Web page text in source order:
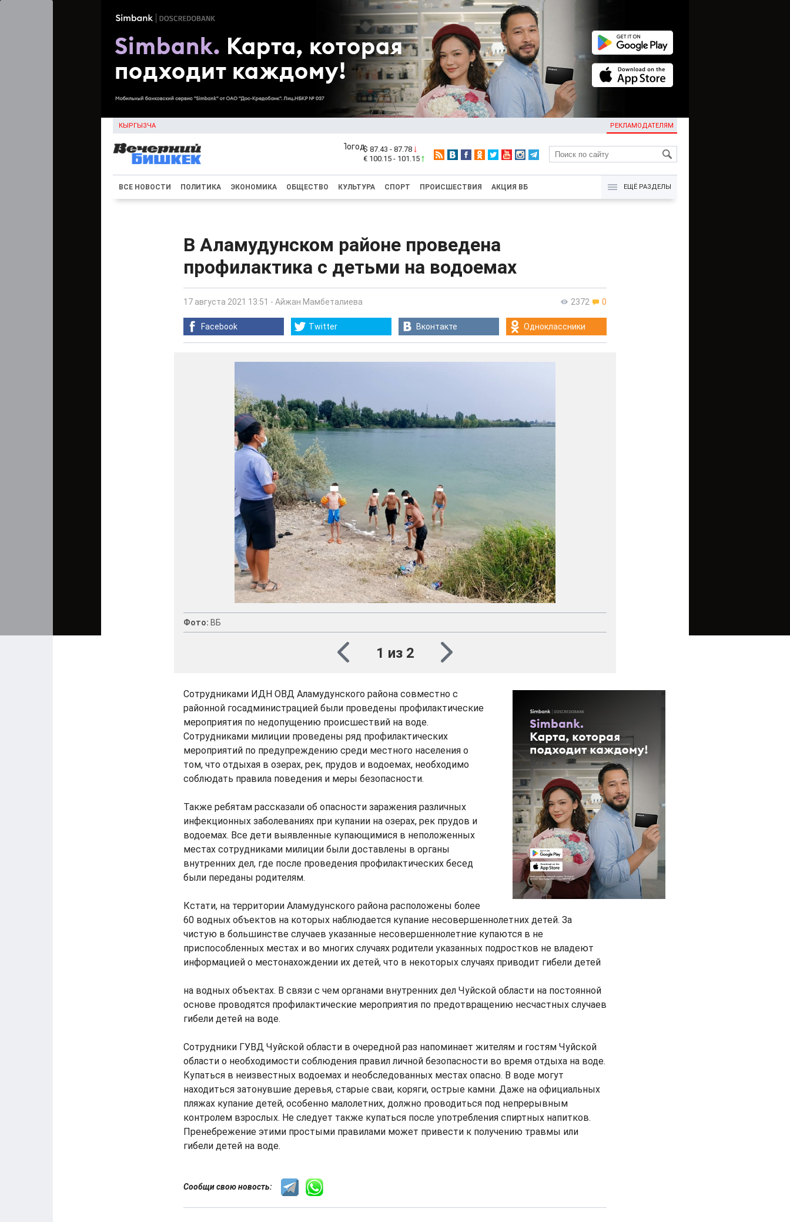
КЫРГЫЗЧА РЕКЛАМОДАТЕЛЯМ
KG
$ 87.43 - 87.78
€ 100.15 - 101.15
ВСЕ НОВОСТИ ПОЛИТИКА ЭКОНОМИКА ОБЩЕСТВО КУЛЬТУРА СПОРТ ПРОИСШЕСТВИЯ АКЦИЯ ВБ ЕЩЁ РАЗДЕЛЫ
В Аламудунском районе проведена
профилактика с детьми на водоемах
2372 0
17 августа 2021 13:51 - Айжан Мамбеталиева
Facebook Twitter Вконтакте Одноклассники
Фото: ВБ
1 из 2
Сотрудниками ИДН ОВД Аламудунского района совместно с
районной госадминистрацией были проведены профилактические
мероприятия по недопущению происшествий на воде.
Сотрудниками милиции проведены ряд профилактических
мероприятий по предупреждению среди местного населения о
том, что отдыхая в озерах, рек, прудов и водоемах, необходимо
соблюдать правила поведения и меры безопасности.
Также ребятам рассказали об опасности заражения различных
инфекционных заболеваниях при купании на озерах, рек прудов и
водоемах. Все дети выявленные купающимися в неположенных
местах сотрудниками милиции были доставлены в органы
внутренних дел, где после проведения профилактических бесед
были переданы родителям.
Кстати, на территории Аламудунского района расположены более
60 водных объектов на которых наблюдается купание несовершеннолетних детей. За
чистую в большинстве случаев указанные несовершеннолетние купаются в не
приспособленных местах и во многих случаях родители указанных подростков не владеют
информацией о местонахождении их детей, что в некоторых случаях приводит гибели детей
на водных объектах. В связи с чем органами внутренних дел Чуйской области на постоянной
основе проводятся профилактические мероприятия по предотвращению несчастных случаев
гибели детей на воде.
Сотрудники ГУВД Чуйской области в очередной раз напоминает жителям и гостям Чуйской
области о необходимости соблюдения правил личной безопасности во время отдыха на воде.
Купаться в неизвестных водоемах и необследованных местах опасно. В воде могут
находиться затонувшие деревья, старые сваи, коряги, острые камни. Даже на официальных
пляжах купание детей, особенно малолетних, должно проводиться под непрерывным
контролем взрослых. Не следует также купаться после употребления спиртных напитков.
Пренебрежение этими простыми правилами может привести к получению травмы или
гибели детей на воде.
Сообщи свою новость: